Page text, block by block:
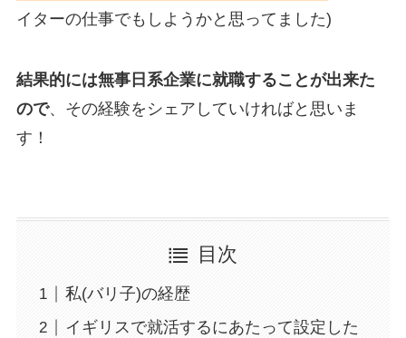
イターの仕事でもしようかと思ってました)
結果的には無事日系企業に就職することが出来た
ので、その経験をシェアしていければと思いま
す！
目次
私(バリ子)の経歴
イギリスで就活するにあたって設定した